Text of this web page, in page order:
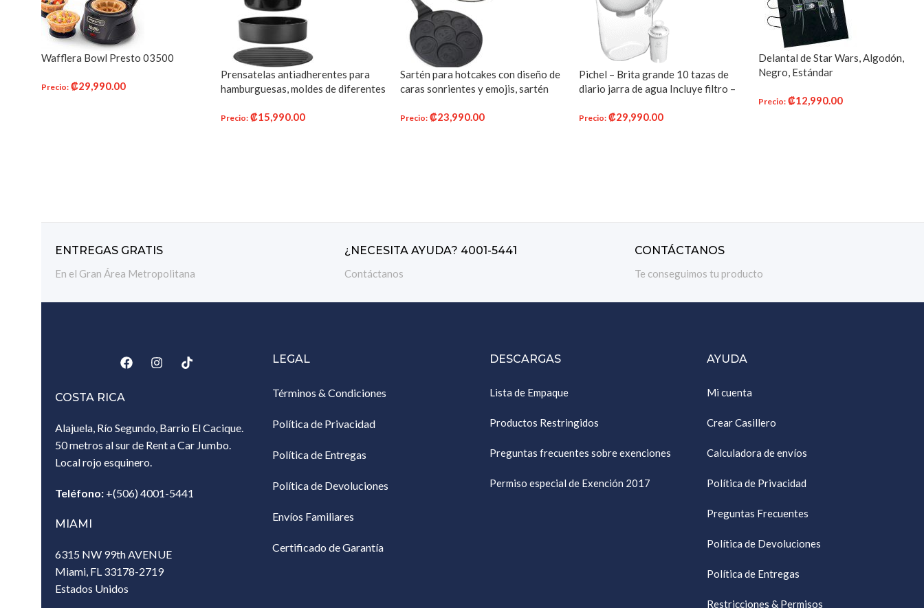
Wafflera Bowl Presto 03500
Precio: ₡29,990.00
Prensatelas antiadherentes para
hamburguesas, moldes de diferentes
antiadherente, molde patentado,
Precio: ₡15,990.00
Sartén para hotcakes con diseño de
caras sonrientes y emojis, sartén
hotcakes con 7 caras únicas para
Precio: ₡23,990.00
Pichel – Brita grande 10 tazas de
diario jarra de agua Incluye filtro –
Precio: ₡29,990.00
Delantal de Star Wars, Algodón,
Negro, Estándar
Precio: ₡12,990.00
ENTREGAS GRATIS
En el Gran Área Metropolitana
¿NECESITA AYUDA? 4001-5441
Contáctanos
CONTÁCTANOS
Te conseguimos tu producto
COSTA RICA
Alajuela, Río Segundo, Barrio El Cacique.
50 metros al sur de Rent a Car Jumbo.
Local rojo esquinero.
Teléfono: +(506) 4001-5441
MIAMI
6315 NW 99th AVENUE
Miami, FL 33178-2719
Estados Unidos‎
LEGAL
Términos & Condiciones
Política de Privacidad
Política de Entregas
Política de Devoluciones
Envíos Familiares
Certificado de Garantía
DESCARGAS
Lista de Empaque
Productos Restringidos
Preguntas frecuentes sobre exenciones
Permiso especial de Exención 2017
AYUDA
Mi cuenta
Crear Casillero
Calculadora de envíos
Política de Privacidad
Preguntas Frecuentes
Política de Devoluciones
Política de Entregas
Restricciones & Permisos